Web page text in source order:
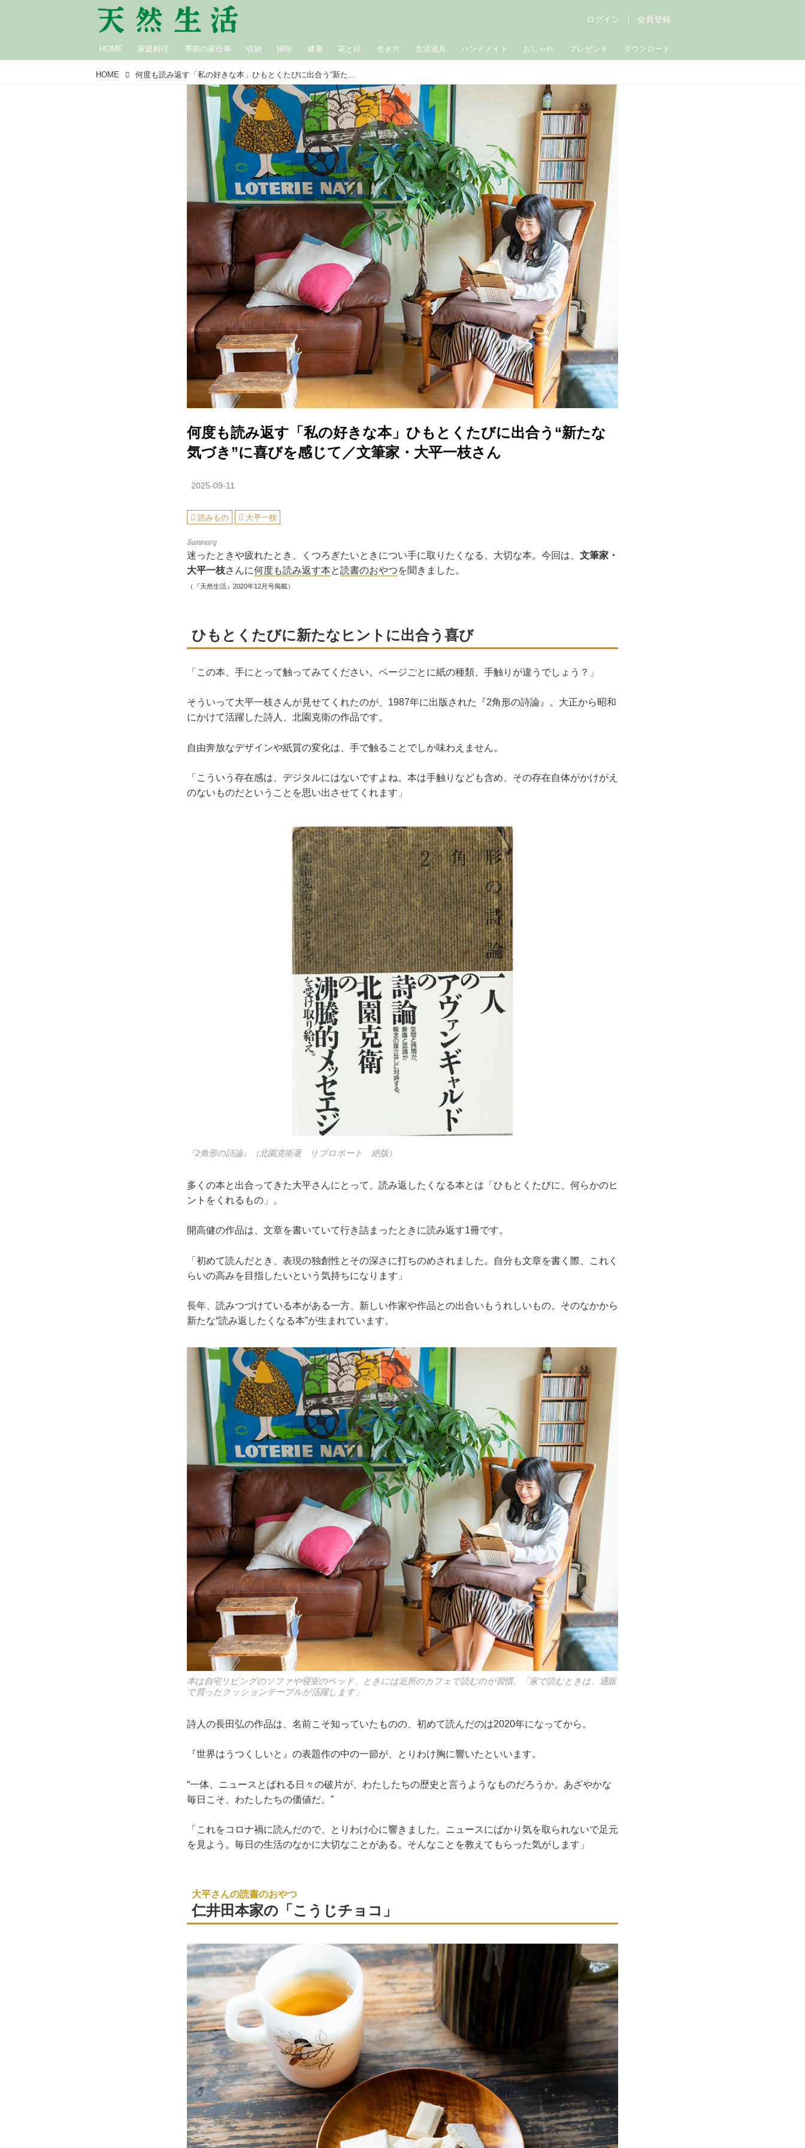
HOME 家庭料理 季節の家仕事 収納 掃除 健康 花と緑 生き方 生活道具 ハンドメイド おしゃれ プレゼント ダウンロード
ログイン 会員登録
HOME 何度も読み返す「私の好きな本」ひもとくたびに出合う“新たな気づき”に喜びを感じて／文筆家・大平一枝さん
何度も読み返す「私の好きな本」ひもとくたびに出合う“新たな
気づき”に喜びを感じて／文筆家・大平一枝さん
2025-09-11
読みもの 大平一枝
迷ったときや疲れたとき、くつろぎたいときについ手に取りたくなる、大切な本。今回は、 文筆家・
大平一枝さんに何度も読み返す本と読書のおやつを聞きました。
（『天然生活』2020年12月号掲載）
ひもとくたびに新たなヒントに出合う喜び
「この本、手にとって触ってみてください。ページごとに紙の種類、手触りが違うでしょう？」
そういって大平一枝さんが見せてくれたのが、1987年に出版された『2角形の詩論』。大正から昭和
にかけて活躍した詩人、北園克衛の作品です。
自由奔放なデザインや紙質の変化は、手で触ることでしか味わえません。
「こういう存在感は、デジタルにはないですよね。本は手触りなども含め、その存在自体がかけがえ
のないものだということを思い出させてくれます」
『2角形の詩論』（北園克衛著 リブロポート 絶版）
多くの本と出合ってきた大平さんにとって、読み返したくなる本とは「ひもとくたびに、何らかのヒ
ントをくれるもの」。
開高健の作品は、文章を書いていて行き詰まったときに読み返す1冊です。
「初めて読んだとき、表現の独創性とその深さに打ちのめされました。自分も文章を書く際、これく
らいの高みを目指したいという気持ちになります」
長年、読みつづけている本がある一方、新しい作家や作品との出合いもうれしいもの。そのなかから
新たな“読み返したくなる本”が生まれています。
本は自宅リビングのソファや寝室のベッド、ときには近所のカフェで読むのが習慣。「家で読むときは、通販
で買ったクッションテーブルが活躍します」
詩人の長田弘の作品は、名前こそ知っていたものの、初めて読んだのは2020年になってから。
『世界はうつくしいと』の表題作の中の一節が、とりわけ胸に響いたといいます。
“一体、ニュースとばれる日々の破片が、わたしたちの歴史と言うようなものだろうか。あざやかな
毎日こそ、わたしたちの価値だ。”
「これをコロナ禍に読んだので、とりわけ心に響きました。ニュースにばかり気を取られないで足元
を見よう。毎日の生活のなかに大切なことがある。そんなことを教えてもらった気がします」
大平さんの読書のおやつ
仁井田本家の「こうじチョコ」